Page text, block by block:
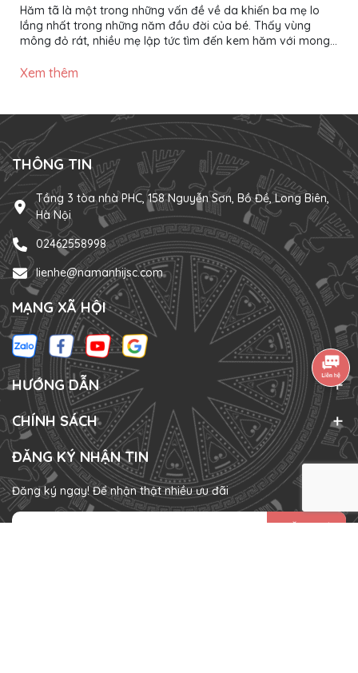
Hăm tã là một trong những vấn đề về da khiến ba mẹ lo
lắng nhất trong những năm đầu đời của bé. Thấy vùng
mông đỏ rát, nhiều mẹ lập tức tìm đến kem hăm với mong
không ít trường hợp đã bôi kem đều đặn nhiều ngày nhưng
không hiệu quả? Thực tế, kem hăm chỉ là một phần trong
quá trình chăm...
Xem thêm
THÔNG TIN
Tầng 3 tòa nhà PHC, 158 Nguyễn Sơn, Bồ Đề, Long Biên,
Hà Nội
02462558998
lienhe@namanhijsc.com
MẠNG XÃ HỘI
HƯỚNG DẪN
CHÍNH SÁCH
ĐĂNG KÝ NHẬN TIN
Đăng ký ngay! Để nhận thật nhiều ưu đãi
ĐĂNG KÝ